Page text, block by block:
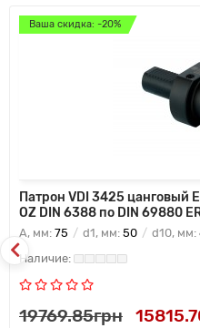
Ваша скидка: -20%
Патрон VDI 3425 цанговый
OZ DIN 6388 по DIN 69880
A, мм: 75 d1, мм: 50 d10, мм:
19769.85грн